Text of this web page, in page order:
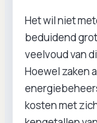
Het wil niet
beduidend
veelvoud van
Hoewel zaken
kosten met